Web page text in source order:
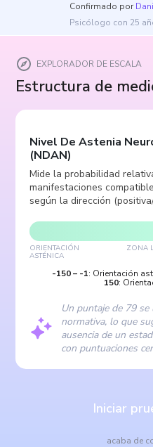
Confirmado por
Psicólogo con 25
EXPLORADOR DE ESCALA
Estructura de
Nivel De Astenia
(NDAN)
Mide la probabilidad
manifestaciones
según la dirección
ORIENTACIÓN
ASTÉNICA
ZONA
-150– -1: Orientación
150:
Un puntaje de 79
normativa, lo que
ausencia de un
con puntuaciones
Iniciar
acaba de